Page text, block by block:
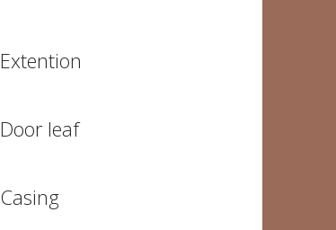
Extention
Door leaf
Casing